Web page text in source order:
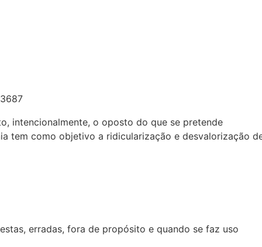
intencionalmente, o oposto do que se pretende
tem como objetivo a ridicularização e desvalorização
erradas, fora de propósito e quando se faz uso